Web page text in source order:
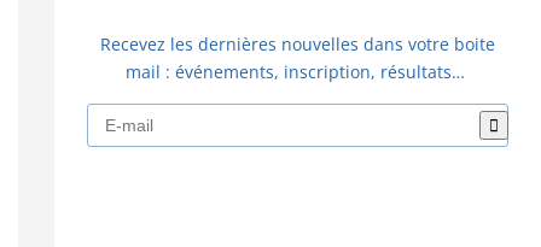
Recevez les dernières nouvelles dans votre boite
mail : événements, inscription, résultats…
